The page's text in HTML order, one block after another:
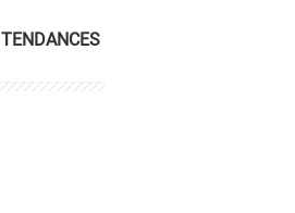
TENDANCES